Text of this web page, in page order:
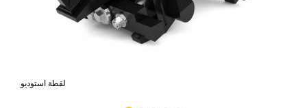
لقطة استوديو